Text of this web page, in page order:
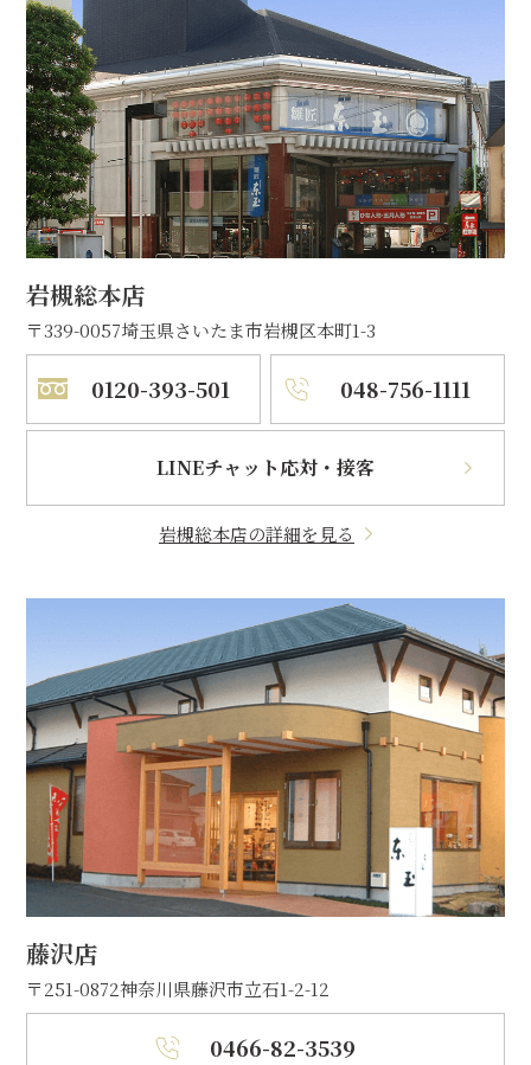
岩槻総本店
〒339-0057埼玉県さいたま市岩槻区本町1-3
0120-393-501 048-756-1111
LINEチャット応対・接客
岩槻総本店の詳細を見る
藤沢店
〒251-0872神奈川県藤沢市立石1-2-12
0466-82-3539